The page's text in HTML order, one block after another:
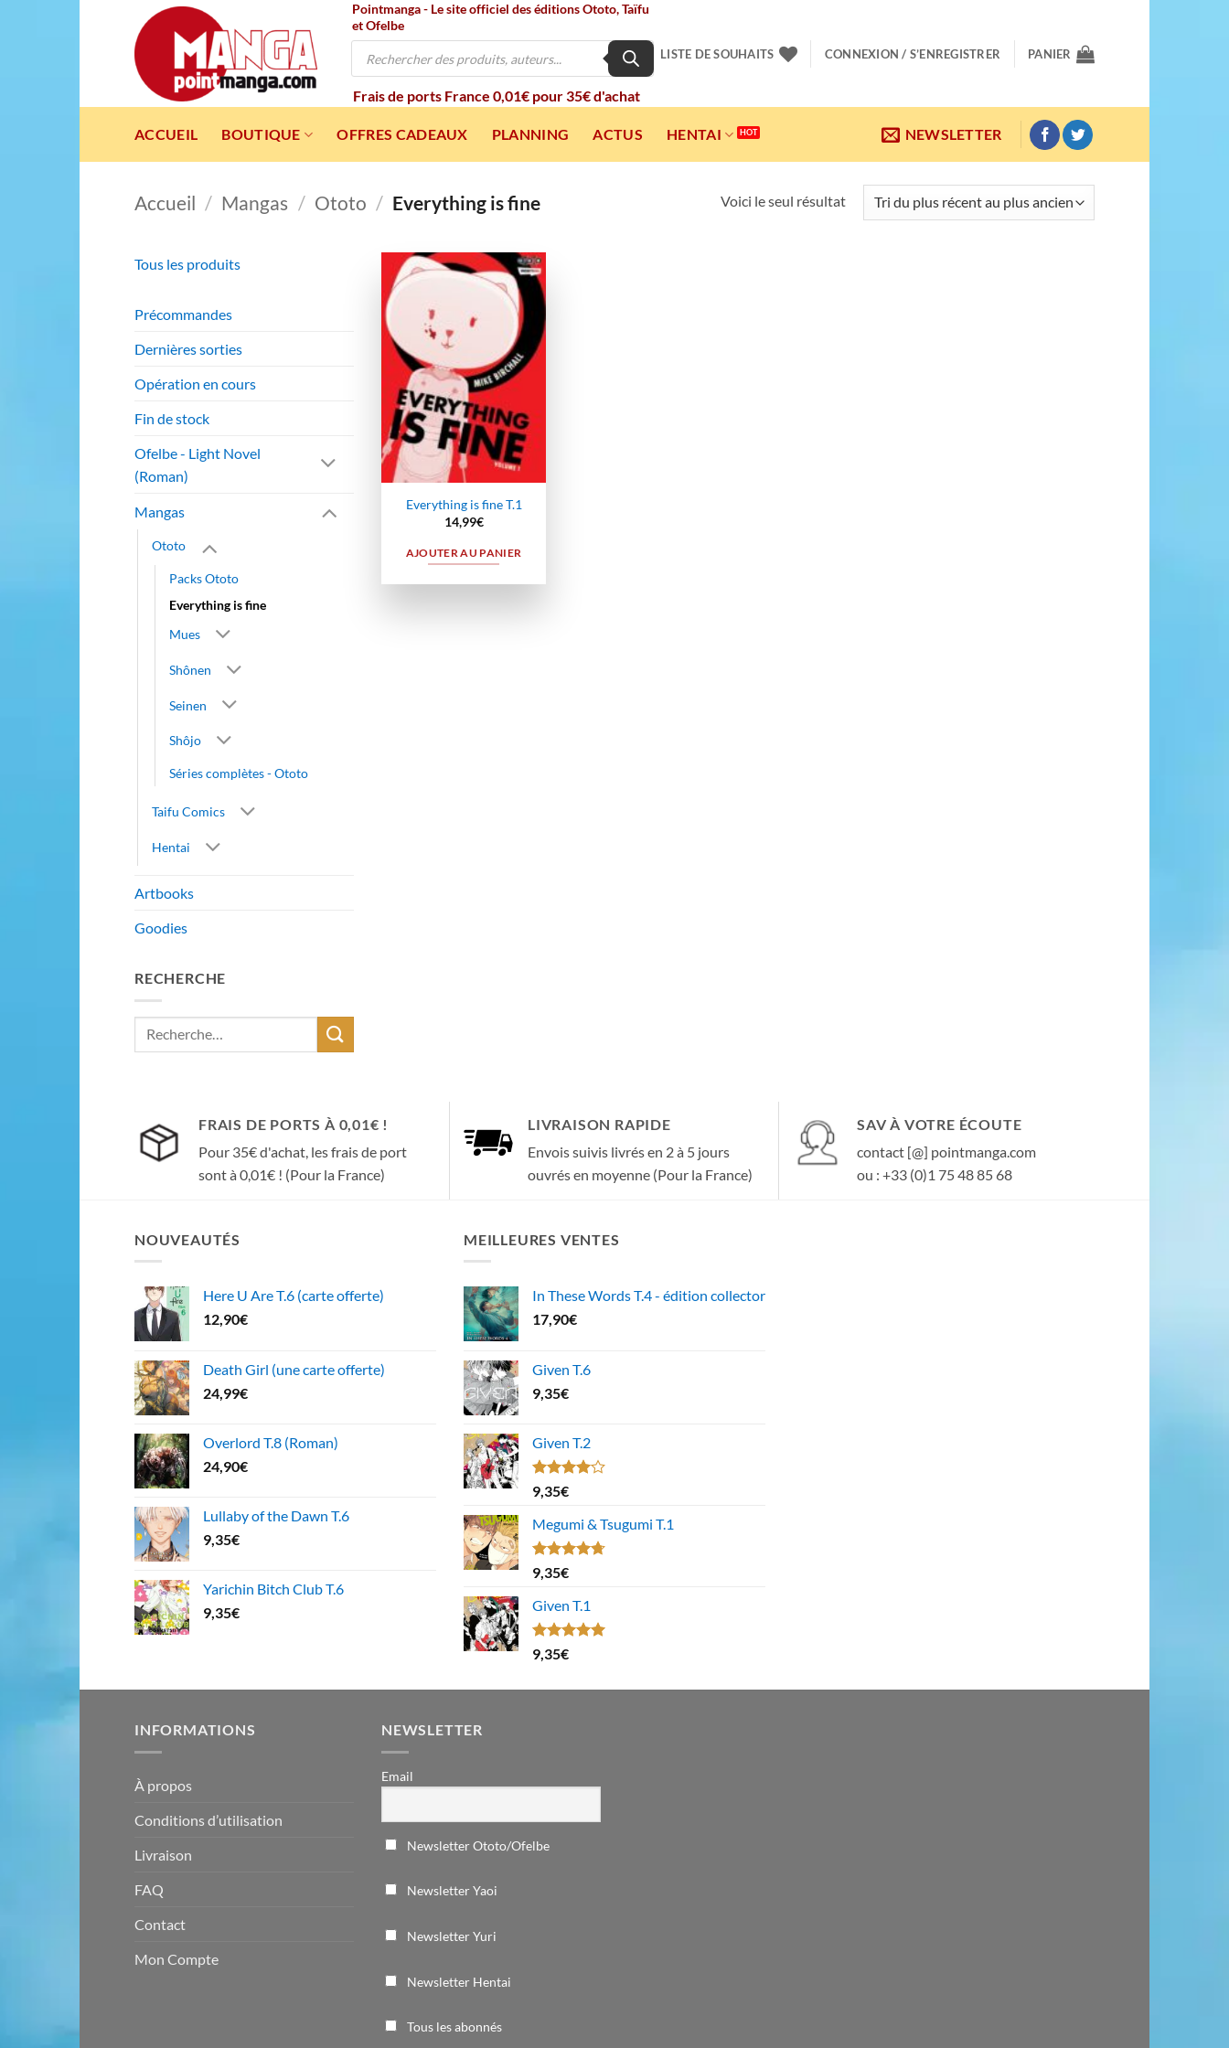
Pointmanga - Le site officiel des éditions Ototo, Taïfu
et Ofelbe
Recherche
Frais de ports France 0,01€ pour 35€ d'achat
LISTE DE SOUHAITS CONNEXION / S’ENREGISTRER PANIER
ACCUEIL BOUTIQUE OFFRES CADEAUX PLANNING ACTUS HENTAI NEWSLETTER
Accueil / Mangas / Ototo / Everything is fine Voici le seul résultat
Tous les produits
Précommandes
Dernières sorties
Opération en cours
Fin de stock
Ofelbe - Light Novel
(Roman)
Mangas
Ototo
Packs Ototo
Everything is fine
Mues
Shônen
Seinen
Shôjo
Séries complètes - Ototo
Taifu Comics
Hentai
Artbooks
Goodies
RECHERCHE
Recherche
Ajouter
à la
wishlist
Everything is fine T.1
14,99€
AJOUTER AU PANIER
FRAIS DE PORTS À 0,01€ !
Pour 35€ d'achat, les frais de port
sont à 0,01€ ! (Pour la France)
LIVRAISON RAPIDE
Envois suivis livrés en 2 à 5 jours
ouvrés en moyenne (Pour la France)
SAV À VOTRE ÉCOUTE
contact [@] pointmanga.com
ou : +33 (0)1 75 48 85 68
NOUVEAUTÉS
Here U Are T.6 (carte offerte)
12,90€
Death Girl (une carte offerte)
24,99€
Overlord T.8 (Roman)
24,90€
Lullaby of the Dawn T.6
9,35€
Yarichin Bitch Club T.6
9,35€
MEILLEURES VENTES
In These Words T.4 - édition collector
17,90€
Given T.6
9,35€
Given T.2
Note
4.00
5
9,35€
Megumi & Tsugumi T.1
Note4.67
sur 5
9,35€
Given T.1
Note5.00
sur 5
9,35€
INFORMATIONS
À propos
Conditions d’utilisation
Livraison
FAQ
Contact
Mon Compte
NEWSLETTER
Email
Newsletter Ototo/Ofelbe
Newsletter Yaoi
Newsletter Yuri
Newsletter Hentai
Tous les abonnés